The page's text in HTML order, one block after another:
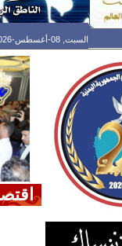
السبت, 08-أغسطس-2026 الساعة: 06:07 ص - آخر تحديث: 01:30 ص (30: 10) بتوقيت غرينتش